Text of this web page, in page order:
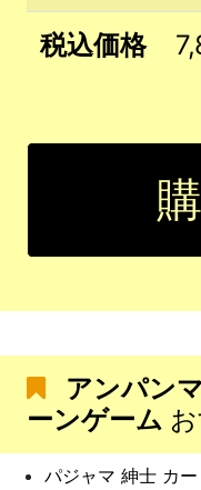
税込価格
アンパン
ーンゲーム
パジャマ 紳士 カー